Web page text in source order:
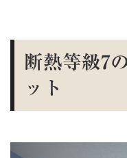
断熱等級7
ット